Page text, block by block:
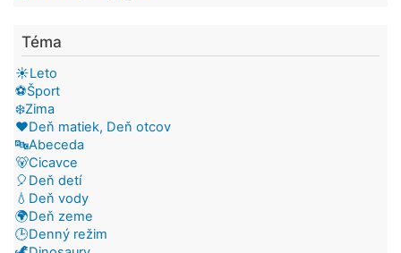
Téma
☀️Leto
⚽Šport
❄️Zima
❤️Deň matiek, Deň otcov
🔤Abeceda
🐻Cicavce
🎈Deň detí
💧Deň vody
🌍Deň zeme
🕒Denný režim